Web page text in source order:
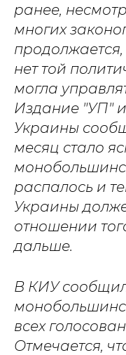
ранее,
многих
нет той
могла
Издание "УП"
Украины
месяц стало
распалось и
Украины
отношении
дальше.
В КИУ
всех
Отмечается,